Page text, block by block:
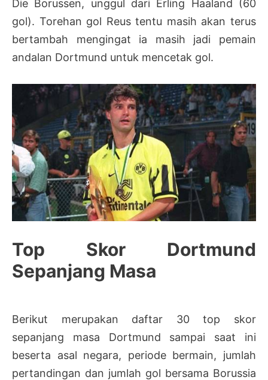
Die Borussen, unggul dari Erling Haaland (60
gol). Torehan gol Reus tentu masih akan terus
bertambah mengingat ia masih jadi pemain
andalan Dortmund untuk mencetak gol.
Top Skor Dortmund
Sepanjang Masa
Berikut merupakan daftar 30 top skor
sepanjang masa Dortmund sampai saat ini
beserta asal negara, periode bermain, jumlah
pertandingan dan jumlah gol bersama Borussia